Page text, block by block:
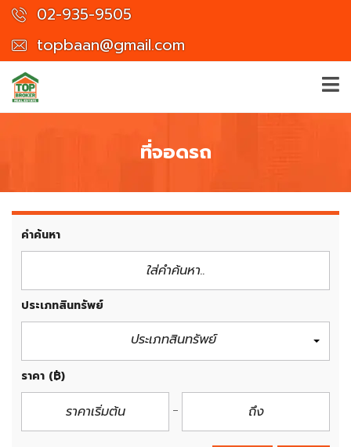
02-935-9505
topbaan@gmail.com
ที่จอดรถ
คำค้นหา
ประเภทสินทรัพย์
ประเภทสินทรัพย์
ราคา (฿)